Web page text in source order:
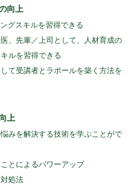
向上
グスキルを習得できる
、先輩／上司として、人材育成の
ルを習得できる
て受講者とラポールを築く方法を
上
みを解決する技術を学ぶことがで
とによるパワーアップ
処法